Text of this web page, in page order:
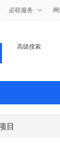
必联服务
高级搜索
目